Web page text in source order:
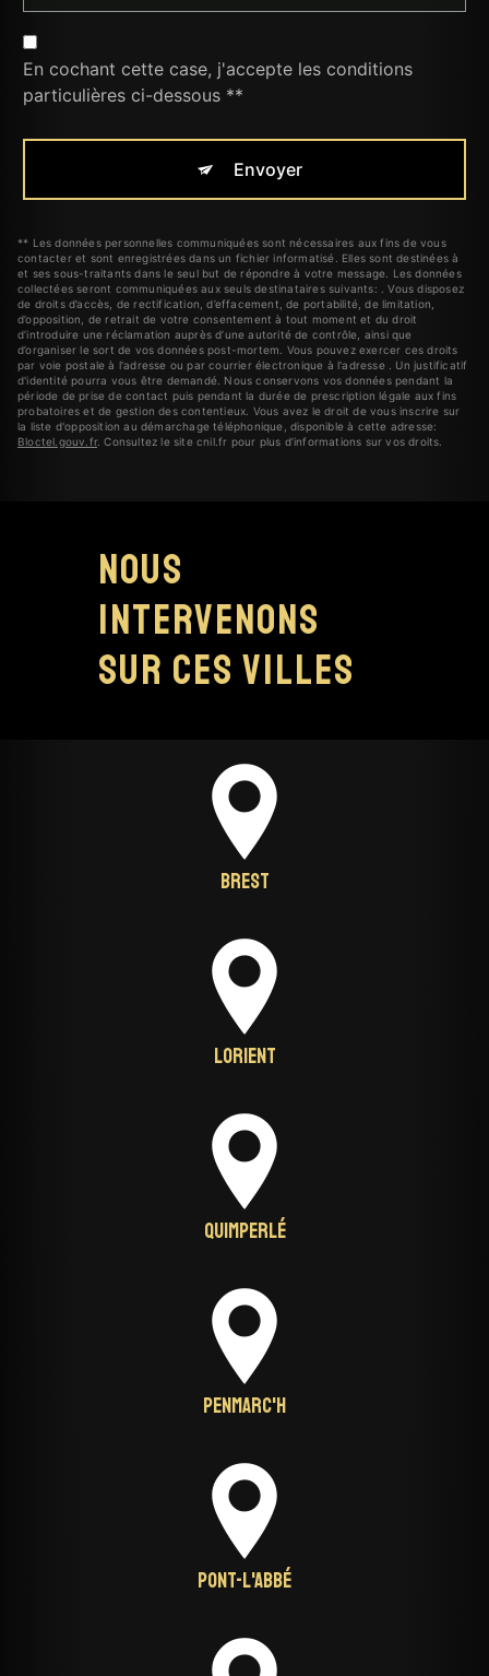
En cochant cette case, j'accepte les conditions
particulières ci-dessous **
Envoyer
** Les données personnelles communiquées sont nécessaires aux fins de vous
contacter et sont enregistrées dans un fichier informatisé. Elles sont destinées à
et ses sous-traitants dans le seul but de répondre à votre message. Les données
collectées seront communiquées aux seuls destinataires suivants: . Vous disposez
de droits d’accès, de rectification, d’effacement, de portabilité, de limitation,
d’opposition, de retrait de votre consentement à tout moment et du droit
d’introduire une réclamation auprès d’une autorité de contrôle, ainsi que
d’organiser le sort de vos données post-mortem. Vous pouvez exercer ces droits
par voie postale à l'adresse ou par courrier électronique à l'adresse . Un justificatif
d'identité pourra vous être demandé. Nous conservons vos données pendant la
période de prise de contact puis pendant la durée de prescription légale aux fins
probatoires et de gestion des contentieux. Vous avez le droit de vous inscrire sur
la liste d'opposition au démarchage téléphonique, disponible à cette adresse:
Bloctel.gouv.fr. Consultez le site cnil.fr pour plus d’informations sur vos droits.
Nous
intervenons
sur ces villes
Brest
Lorient
Quimperlé
Penmarc'h
Pont-L'Abbé